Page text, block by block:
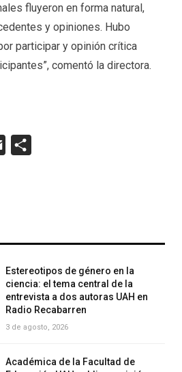
fluyeron en forma natural,
y opiniones. Hubo
participar y opinión crítica
comentó la directora.
Email
Estereotipos de género en la
ciencia: el tema central de la
entrevista a dos autoras UAH en
Radio Recabarren
3 de agosto, 2026
Académica de la Facultad de